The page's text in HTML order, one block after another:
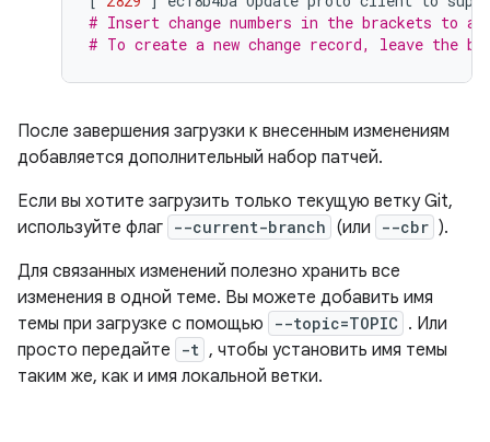
# Insert change numbers in the brackets to
# To create a new change record, leave the
После завершения загрузки к внесенным изменениям
добавляется дополнительный набор патчей.
Если вы хотите загрузить только текущую ветку Git,
используйте флаг --current-branch (или --cbr ).
Для связанных изменений полезно хранить все
изменения в одной теме. Вы можете добавить имя
темы при загрузке с помощью
--topic=TOPIC . Или
просто передайте
-t , чтобы установить имя темы
таким же, как и имя локальной ветки.